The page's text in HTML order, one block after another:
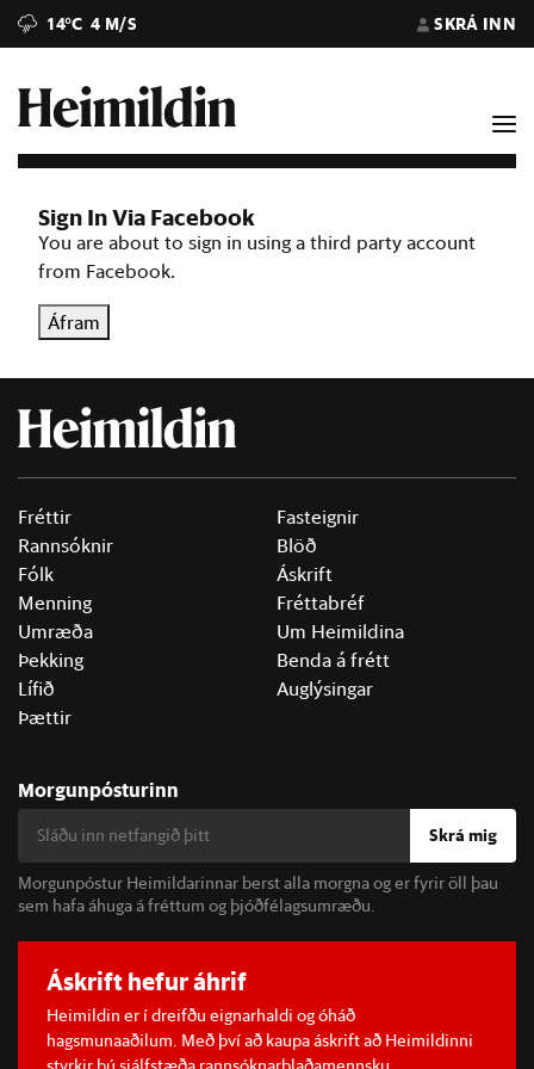
14°C 4 M/S SKRÁ INN
Sign In Via Facebook
You are about to sign in using a third party account
from Facebook.
Áfram
Fréttir
Rannsóknir
Fólk
Menning
Umræða
Þekking
Lífið
Þættir
Fasteignir
Blöð
Áskrift
Fréttabréf
Um Heimildina
Benda á frétt
Auglýsingar
Morgunpósturinn
Skrá mig
Morgunpóstur Heimildarinnar berst alla morgna og er fyrir öll þau
sem hafa áhuga á fréttum og þjóðfélagsumræðu.
Áskrift hefur áhrif
Heimildin er í dreifðu eignarhaldi og óháð
hagsmunaaðilum. Með því að kaupa áskrift að Heimildinni